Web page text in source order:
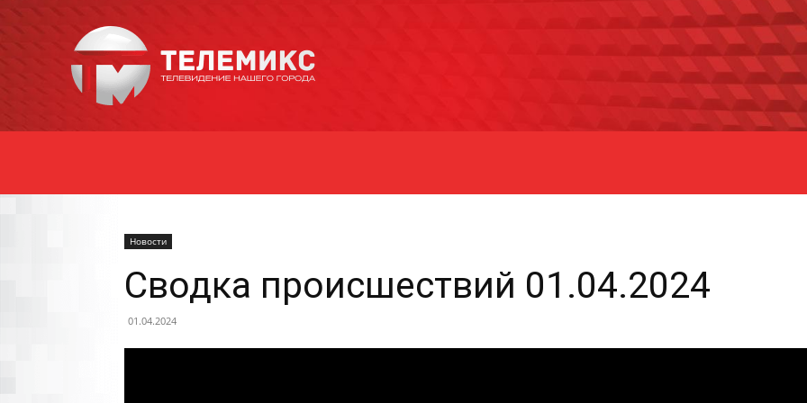
Уссурийска
Новости
Сводка происшествий 01.04.2024
01.04.2024